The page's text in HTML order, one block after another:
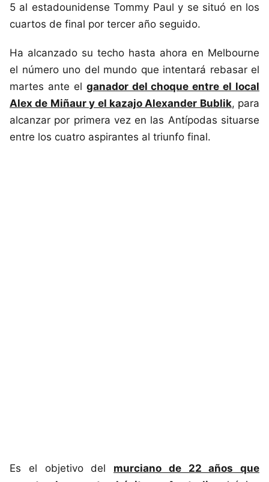
5 al estadounidense Tommy Paul y se situó en los
cuartos de final por tercer año seguido.
Ha alcanzado su techo hasta ahora en Melbourne
el número uno del mundo que intentará rebasar el
martes ante el ganador del choque entre el local
Alex de Miñaur y el kazajo Alexander Bublik, para
alcanzar por primera vez en las Antípodas situarse
entre los cuatro aspirantes al triunfo final.
Es el objetivo del murciano de 22 años que